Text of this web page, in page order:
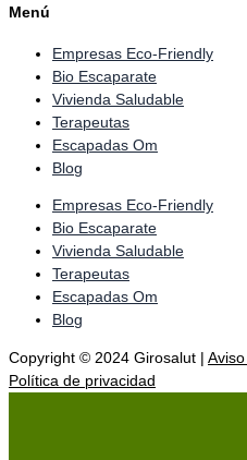
Menú
Empresas Eco-Friendly
Bio Escaparate
Vivienda Saludable
Terapeutas
Escapadas Om
Blog
Empresas Eco-Friendly
Bio Escaparate
Vivienda Saludable
Terapeutas
Escapadas Om
Blog
Copyright © 2024 Girosalut Aviso
Política de privacidad